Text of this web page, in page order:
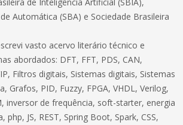
Automática (SBA) e Sociedade Brasileira
vasto acervo literário técnico e
abordados: DFT, FFT, PDS, CAN,
Filtros digitais, Sistemas digitais, Sistemas
Grafos, PID, Fuzzy, FPGA, VHDL, Verilog,
inversor de frequência, soft-starter, energia
php, JS, REST, Spring Boot, Spark, CSS,